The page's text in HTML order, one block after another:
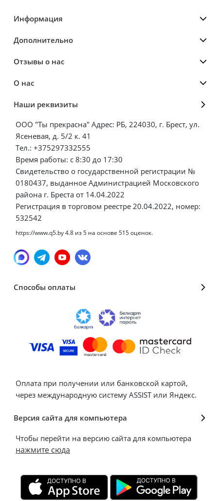
Информация
Дополнительно
Отзывы о нас
О нас
Наши реквизиты
ООО "Ты прекрасна" Адрес: РБ, 224030, г. Брест, ул.
Ясеневая, д. 5/2 к. 41
Тел.: +375297332555
Время работы: с 8:30 до 17:30
Свидетельство о государственной регистрации №
0180437, выданное Администрацией Московского
района г. Бреста от 14.04.2022
Регистрация в торговом реестре 20.04.2022, номер:
532542
https://www.q5.by4.8 из5 на основе 515оценок.
Способы оплаты
Оплата при получении или банковской картой,
через международную систему ASSIST или Яндекс.
Версия сайта для компьютера
Чтобы перейти на версию сайта для компьютера
нажмите сюда